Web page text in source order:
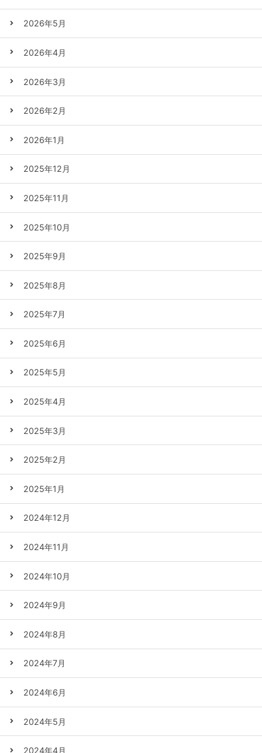
2026年5月
2026年4月
2026年3月
2026年2月
2026年1月
2025年12月
2025年11月
2025年10月
2025年9月
2025年8月
2025年7月
2025年6月
2025年5月
2025年4月
2025年3月
2025年2月
2025年1月
2024年12月
2024年11月
2024年10月
2024年9月
2024年8月
2024年7月
2024年6月
2024年5月
2024年4月